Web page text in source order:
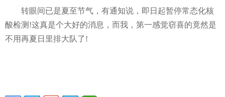
转眼间已是夏至节气，有通知说，即日起暂停常态化核
酸检测!这真是个大好的消息，而我，第一感觉窃喜的竟然是
不用再夏日里排大队了!